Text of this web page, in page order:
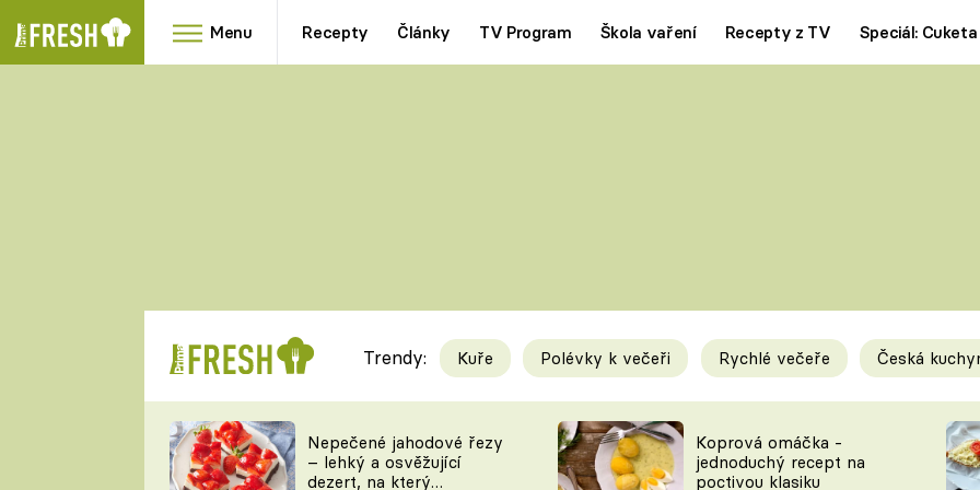
Menu Recepty Články TV Program Škola vaření Recepty z TV Speciál: Cuketa
RYCHLOVKY
Videorecepty
TEĎ VAŘÍ ŠÉF!
Tipy a triky
KAM ZA JÍDLEM
Trendy: Kuře Polévky k večeři Rychlé večeře Česká
Nepečené jahodové řezy
– lehký a osvěžující
dezert, na který
Koprová omáčka -
jednoduchý recept na
poctivou klasiku